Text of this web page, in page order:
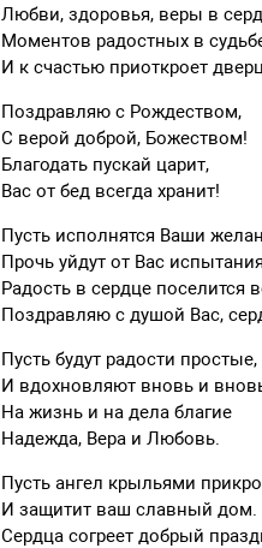
Любви, здоровья, веры в
Моментов радостных в
И к счастью приоткроет
Поздравляю с Рождеством,
С верой доброй, Божеством!
Благодать пускай царит,
Вас от бед всегда хранит!
Пусть исполнятся Ваши
Прочь уйдут от Вас
Радость в сердце поселится
Поздравляю с душой Вас,
Пусть будут радости простые,
И вдохновляют вновь и
На жизнь и на дела благие
Надежда, Вера и Любовь.
Пусть ангел крыльями
И защитит ваш славный дом.
Сердца согреет добрый